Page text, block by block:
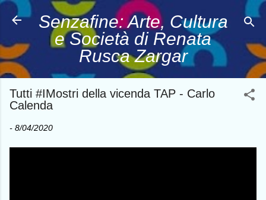
Passa ai contenuti principali
Senzafine: Arte, Cultura
e Società di Renata
Rusca Zargar
Tutti #IMostri della vicenda TAP - Carlo
Calenda
- 8/04/2020